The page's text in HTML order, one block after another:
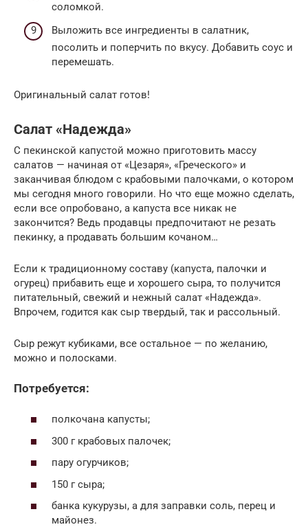
соломкой.
Выложить все ингредиенты в салатник,
посолить и поперчить по вкусу. Добавить соус и
перемешать.
Оригинальный салат готов!
Салат «Надежда»
С пекинской капустой можно приготовить массу
салатов — начиная от «Цезаря», «Греческого» и
заканчивая блюдом с крабовыми палочками, о котором
мы сегодня много говорили. Но что еще можно сделать,
если все опробовано, а капуста все никак не
закончится? Ведь продавцы предпочитают не резать
пекинку, а продавать большим кочаном…
Если к традиционному составу (капуста, палочки и
огурец) прибавить еще и хорошего сыра, то получится
питательный, свежий и нежный салат «Надежда».
Впрочем, годится как сыр твердый, так и рассольный.
Сыр режут кубиками, все остальное — по желанию,
можно и полосками.
Потребуется:
полкочана капусты;
300 г крабовых палочек;
пару огурчиков;
150 г сыра;
банка кукурузы, а для заправки соль, перец и
майонез.